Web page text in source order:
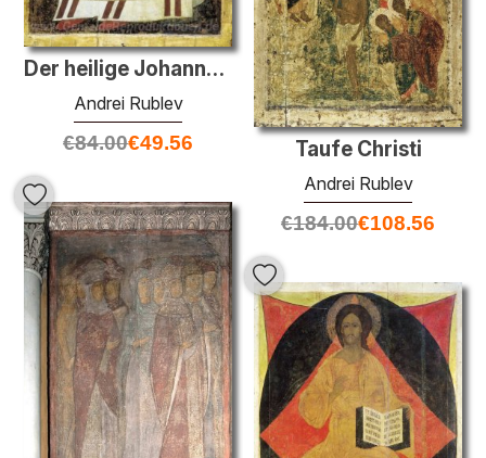
Der heilige Johannes Chrysostomus
Andrei Rublev
€84.00€49.56 Taufe Christi
Andrei Rublev
€184.00€108.56